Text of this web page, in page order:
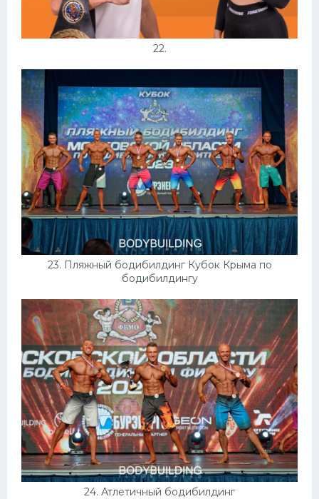
22.
23. Пляжный бодибилдинг Кубок Крыма по
бодибилдингу
24. Атлетичный бодибилдинг